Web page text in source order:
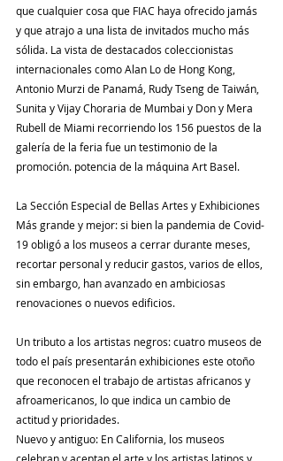
que cualquier cosa que FIAC haya ofrecido jamás
y que atrajo a una lista de invitados mucho más
sólida. La vista de destacados coleccionistas
internacionales como Alan Lo de Hong Kong,
Antonio Murzi de Panamá, Rudy Tseng de Taiwán,
Sunita y Vijay Choraria de Mumbai y Don y Mera
Rubell de Miami recorriendo los 156 puestos de la
galería de la feria fue un testimonio de la
promoción. potencia de la máquina Art Basel.
La Sección Especial de Bellas Artes y Exhibiciones
Más grande y mejor: si bien la pandemia de Covid-
19 obligó a los museos a cerrar durante meses,
recortar personal y reducir gastos, varios de ellos,
sin embargo, han avanzado en ambiciosas
renovaciones o nuevos edificios.
Un tributo a los artistas negros: cuatro museos de
todo el país presentarán exhibiciones este otoño
que reconocen el trabajo de artistas africanos y
afroamericanos, lo que indica un cambio de
actitud y prioridades.
Nuevo y antiguo: En California, los museos